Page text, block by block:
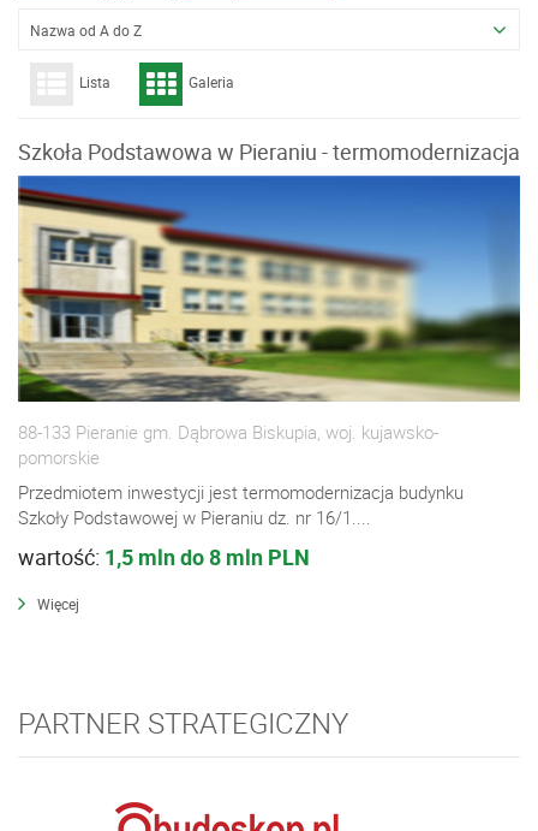
Nazwa od A do Z
Lista Galeria
Szkoła Podstawowa w Pieraniu - termomodernizacja
88-133 Pieranie gm. Dąbrowa Biskupia, woj. kujawsko-
pomorskie
Przedmiotem inwestycji jest termomodernizacja budynku
Szkoły Podstawowej w Pieraniu dz. nr 16/1....
wartość: 1,5 mln do 8 mln PLN
Więcej
PARTNER STRATEGICZNY